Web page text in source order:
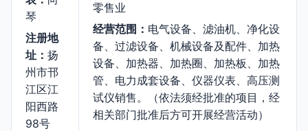
琴
注册地
址： 扬
州市邗
江区江
阳西路
98号
零售业
经营范围： 电气设备、滤油机、净化设
备、过滤设备、机械设备及配件、加热
设备、加热器、加热圈、加热板、加热
管、电力成套设备、仪器仪表、高压测
试仪销售。（依法须经批准的项目，经
相关部门批准后方可开展经营活动）